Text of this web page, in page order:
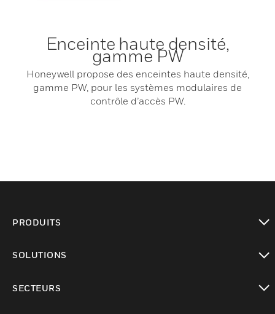
Enceinte haute densité,
gamme PW
Honeywell propose des enceintes haute densité,
gamme PW, pour les systèmes modulaires de
contrôle d’accès PW.
PRODUITS
SOLUTIONS
SECTEURS